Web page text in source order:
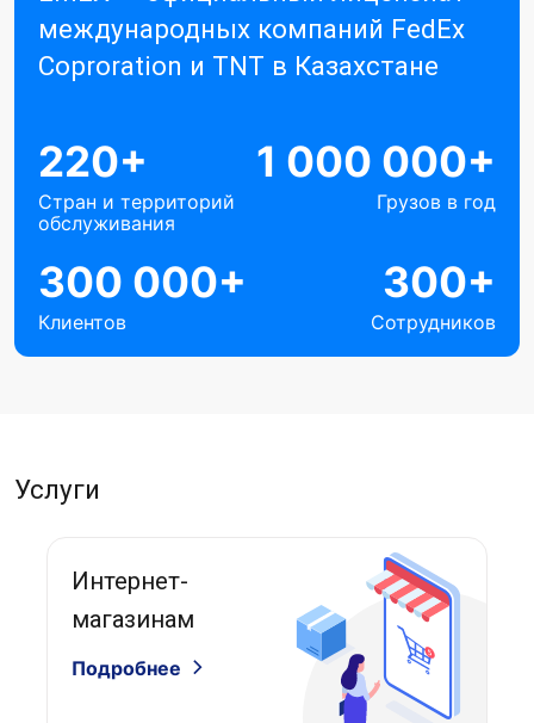
международных компаний FedEx
Coproration и TNT в Казахстане
220+
Стран и территорий
обслуживания
1 000 000+
Грузов в год
300 000+
Клиентов
300+
Сотрудников
Услуги
Интернет-
магазинам
Подробнее